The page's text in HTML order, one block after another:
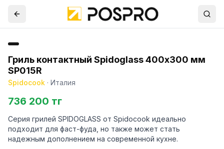
Гриль контактный Spidoglass 400х300 мм
SP015R
Spidocook · Италия
736 200 тг
Серия грилей SPIDOGLASS от Spidocook идеально
подходит для фаст-фуда, но также может стать
надежным дополнением на современной кухне.